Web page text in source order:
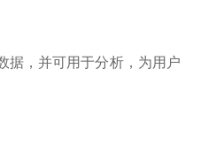
据，并可用于分析，为用户